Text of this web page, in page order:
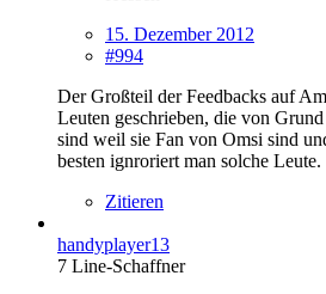
15. Dezember 2012
#994
Der Großteil der Feedbacks auf
Leuten geschrieben, die von
sind weil sie Fan von Omsi sind
besten ignroriert man solche Leute.
Zitieren
handyplayer13
7 Line-Schaffner